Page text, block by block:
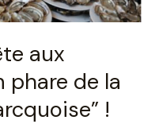
aux
phare de la
!